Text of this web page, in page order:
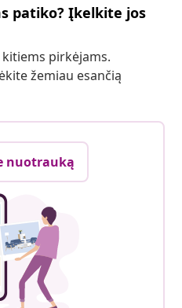
patiko? Įkelkite jos
pirkėjams.
žemiau esančią
nuotrauką